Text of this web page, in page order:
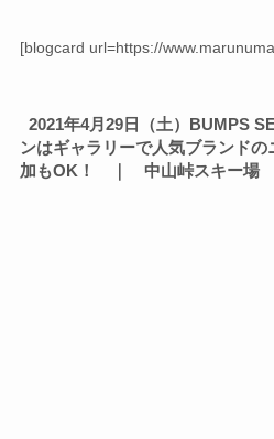
[blogcard url=https://
2021年4月29日（土）BUMPS
ンはギャラリーで人気ブランド
加もOK！ ｜ 中山峠スキー場